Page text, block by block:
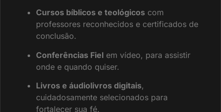
Cursos bíblicos e teológicos com
professores reconhecidos e certificados de
conclusão.
Conferências Fiel em vídeo, para assistir
onde e quando quiser.
Livros e áudiolivros digitais,
cuidadosamente selecionados para
fortalecer sua fé.